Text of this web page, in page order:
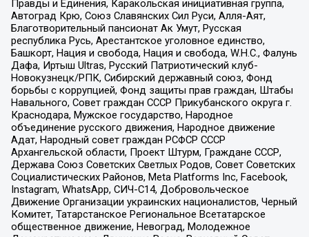
Правды и Единения, Каракольская инициативная группа,
Автоград Крю, Союз Славянских Сил Руси, Алля-Аят,
Благотворительный пансионат Ак Умут, Русская
республика Русь, Арестантское уголовное единство,
Башкорт, Нация и свобода, Нация и свобода, W.H.С., Фалунь
Дафа, Иртыш Ultras, Русский Патриотический клуб-
Новокузнецк/РПК, Сибирский державный союз, Фонд
борьбы с коррупцией, Фонд защиты прав граждан, Штабы
Навального, Совет граждан СССР Прикубанского округа г.
Краснодара, Мужское государство, Народное
объединение русского движения, Народное движение
Адат, Народный совет граждан РСФСР СССР
Архангельской области, Проект Штурм, Граждане СССР,
Держава Союз Советских Светлых Родов, Совет Советских
Социалистических Районов, Meta Platforms Inc, Facebook,
Instagram, WhatsApp, СИЧ-С14, Добровольческое
Движение Организации украинских националистов, Черный
Комитет, Татарстанское Региональное Всетатарское
общественное движение, Невоград, Молодежное